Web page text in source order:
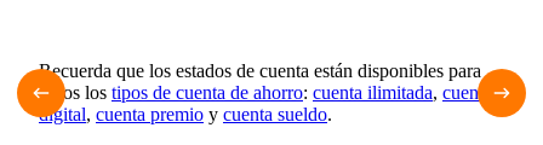
Recuerda que los estados de cuenta están disponibles para
todos los tipos de cuenta de ahorro: cuenta ilimitada, cuenta
digital, cuenta premio y cuenta sueldo.